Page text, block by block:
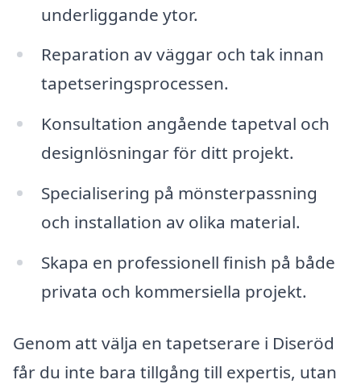
underliggande ytor.
Reparation av väggar och tak innan
tapetseringsprocessen.
Konsultation angående tapetval och
designlösningar för ditt projekt.
Specialisering på mönsterpassning
och installation av olika material.
Skapa en professionell finish på både
privata och kommersiella projekt.
Genom att välja en tapetserare i Diseröd
får du inte bara tillgång till expertis, utan